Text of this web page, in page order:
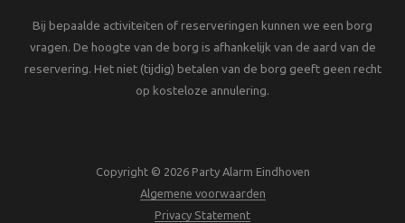
Bij bepaalde activiteiten of reserveringen kunnen we een borg
vragen. De hoogte van de borg is afhankelijk van de aard van de
reservering. Het niet (tijdig) betalen van de borg geeft geen recht
op kosteloze annulering.
Copyright © 2026 Party Alarm Eindhoven
Algemene voorwaarden
Privacy Statement